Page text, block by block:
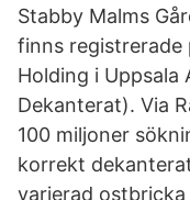
Stabby Malms
finns registrerade
Holding i Uppsala
Dekanterat). Via
100 miljoner
korrekt
varierad